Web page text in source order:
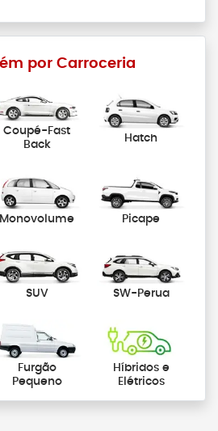
por Carroceria
Coupé-Fast
Back
Hatch
Monovolume Picape
SUV SW-Perua
Furgão
Pequeno
Híbridos e
Elétricos